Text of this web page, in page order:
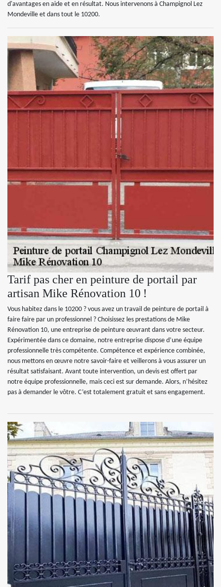
d'avantages en aide et en résultat. Nous intervenons à Champignol Lez
Mondeville et dans tout le 10200.
Tarif pas cher en peinture de portail par
artisan Mike Rénovation 10 !
Vous habitez dans le 10200 ? vous avez un travail de peinture de portail à
faire faire par un professionnel ? Choisissez les prestations de Mike
Rénovation 10, une entreprise de peinture œuvrant dans votre secteur.
Expérimentée dans ce domaine, notre entreprise dispose d’une équipe
professionnelle très compétente. Compétence et expérience combinée,
nous mettons en œuvre notre savoir-faire et veillerons à vous assurer un
résultat satisfaisant. Avant toute intervention, un devis est offert par
notre équipe professionnelle, mais ceci est sur demande. Alors, n’hésitez
pas à demander le vôtre. C’est totalement gratuit et sans engagement.